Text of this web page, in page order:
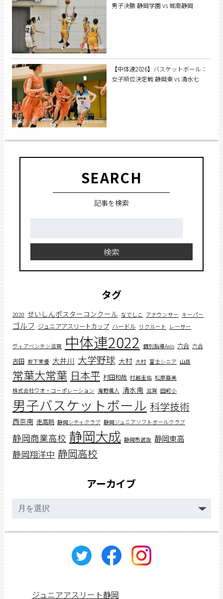
男子決勝 静岡学園 vs 城南静岡
【中体連2026】バスケットボール：
女子順位決定戦 静岡東 vs 清水七
SEARCH
記事を検索
検索
タグ
2020 せいしんポスターコンクール なでしこ アナウンサー キーパー
ゴルフ ジュニアアスリートカップ ハードル リクルート レーサー
ヴィアベンテン滋賀 中体連2022 個別指導Axis 六合 六合
吉田 坂下茉優 大井川 大学野球 大村 大村 富士シニア 山岳
常葉大常葉 日本平 村田和哉 村越圭佑 松原亜美
株式会社ワオ・コーポレーション 海野颯人 清水南 滋賀 田町小
男子バスケットボール 科学技術
西奈南 走高跳 静岡シティクラブ 静岡ジュニアソフトボールクラブ
静岡商業高校 静岡大成 静岡市選抜 静岡東高
静岡翔洋中 静岡高校
アーカイブ
ー
ジュニアアスリート静岡